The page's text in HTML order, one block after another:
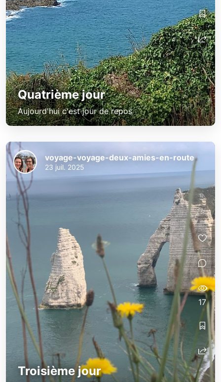
Quatrième jour
Aujourd'hui c'est jour de repos
Troisième jour
voyage-voyage-deux-amies-en-route
23 juil. 2025
17